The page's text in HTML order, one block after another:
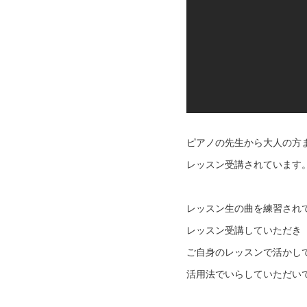
ピアノの先生から大人の方
レッスン受講されています。
レッスン生の曲を練習され
レッスン受講していただき
ご自身のレッスンで活かし
活用法でいらしていただい